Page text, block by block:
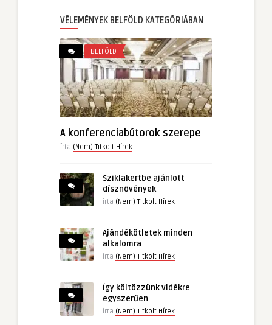
VÉLEMÉNYEK BELFÖLD KATEGÓRIÁBAN
BELFÖLD
A konferenciabútorok szerepe
Írta (Nem) Titkolt Hírek
Sziklakertbe ajánlott
dísznövények
írta (Nem) Titkolt Hírek
Ajándékötletek minden
alkalomra
írta (Nem) Titkolt Hírek
Így költözzünk vidékre
egyszerűen
írta (Nem) Titkolt Hírek